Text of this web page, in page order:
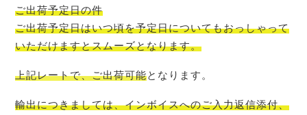
ご出荷予定日の件
ご出荷予定日はいつ頃を予定日についてもおっしゃって
いただけますとスムーズとなります。
上記レートで、ご出荷可能となります。
輸出につきましては、インボイスへのご入力返信添付、